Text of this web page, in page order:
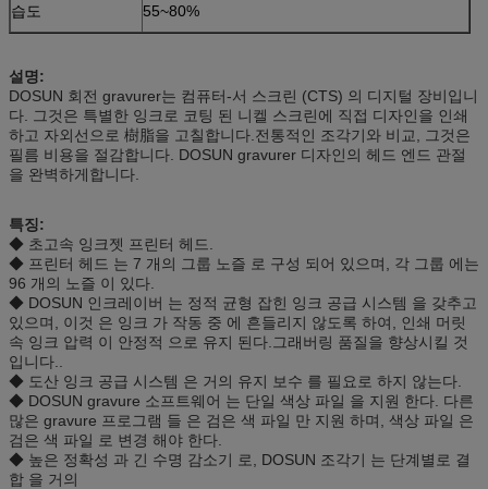
습도
55~80%
설명:
DOSUN 회전 gravurer는 컴퓨터-서 스크린 (CTS) 의 디지털 장비입니
다. 그것은 특별한 잉크로 코팅 된 니켈 스크린에 직접 디자인을 인쇄
하고 자외선으로 樹脂을 고칠합니다.전통적인 조각기와 비교, 그것은
필름 비용을 절감합니다. DOSUN gravurer 디자인의 헤드 엔드 관절
을 완벽하게합니다.
특징:
◆ 초고속 잉크젯 프린터 헤드.
◆ 프린터 헤드 는 7 개의 그룹 노즐 로 구성 되어 있으며, 각 그룹 에는
96 개의 노즐 이 있다.
◆ DOSUN 인크레이버 는 정적 균형 잡힌 잉크 공급 시스템 을 갖추고
있으며, 이것 은 잉크 가 작동 중 에 흔들리지 않도록 하여, 인쇄 머릿
속 잉크 압력 이 안정적 으로 유지 된다.그래버링 품질을 향상시킬 것
입니다..
◆ 도산 잉크 공급 시스템 은 거의 유지 보수 를 필요로 하지 않는다.
◆ DOSUN gravure 소프트웨어 는 단일 색상 파일 을 지원 한다. 다른
많은 gravure 프로그램 들 은 검은 색 파일 만 지원 하며, 색상 파일 은
검은 색 파일 로 변경 해야 한다.
◆ 높은 정확성 과 긴 수명 감소기 로, DOSUN 조각기 는 단계별로 결
합 을 거의